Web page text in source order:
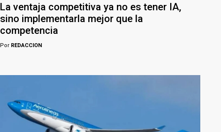
La ventaja competitiva ya no es tener IA,
sino implementarla mejor que la
competencia
Por REDACCION